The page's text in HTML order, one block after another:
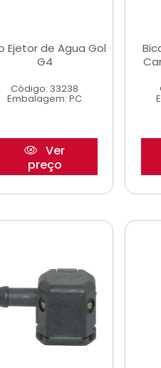
Ejetor de Agua Gol
G4
Código: 33238
Embalagem: PC
Ver
preço